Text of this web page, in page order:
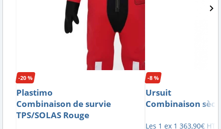
-20 %
Plastimo
Combinaison de survie
TPS/SOLAS Rouge
-8 %
Ursuit
Combinaison
Les 1 ex 1 363,90€ HT